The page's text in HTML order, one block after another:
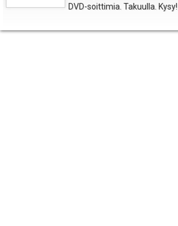
DVD-soittimia. Takuulla. Kysy!